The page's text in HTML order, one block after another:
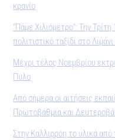
κρανίο
“Πάμε Χιλιόμετρο”: Την
πολιτιστικό ταξίδι στο
Μέχρι τέλος Νοεμβρίου
Πύλο
Από σήμερα οι αιτήσεις
Πρωτοβάθμια και
Στην Καλλιρρόη το υλικά